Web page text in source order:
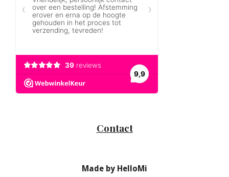
Contact
Made by HelloMi